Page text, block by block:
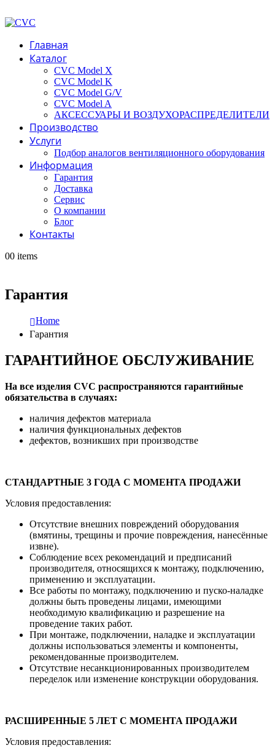
Главная
Каталог
CVC Model X
CVC Model K
CVC Model G/V
CVC Model A
АКСЕССУАРЫ И ВОЗДУХОРАСПРЕДЕЛИТЕЛИ
Производство
Услуги
Подбор аналогов вентиляционного оборудования
Информация
Гарантия
Доставка
Сервис
О компании
Блог
Контакты
00 items
Гарантия
Home
Гарантия
ГАРАНТИЙНОЕ ОБСЛУЖИВАНИЕ
На все изделия CVC распространяются гарантийные
обязательства в случаях:
наличия дефектов материала
наличия функциональных дефектов
дефектов, возникших при производстве
СТАНДАРТНЫЕ 3 ГОДА С МОМЕНТА ПРОДАЖИ
Условия предоставления:
Отсутствие внешних повреждений оборудования
(вмятины, трещины и прочие повреждения, нанесённые
извне).
Соблюдение всех рекомендаций и предписаний
производителя, относящихся к монтажу, подключению,
применению и эксплуатации.
Все работы по монтажу, подключению и пуско-наладке
должны быть проведены лицами, имеющими
необходимую квалификацию и разрешение на
проведение таких работ.
При монтаже, подключении, наладке и эксплуатации
должны использоваться элементы и компоненты,
рекомендованные производителем.
Отсутствие несанкционированных производителем
переделок или изменение конструкции оборудования.
РАСШИРЕННЫЕ 5 ЛЕТ С МОМЕНТА ПРОДАЖИ
Условия предоставления: